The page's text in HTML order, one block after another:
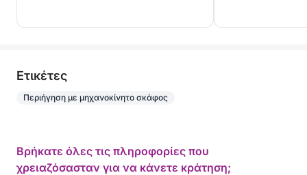
Eτικέτες
Περιήγηση με μηχανοκίνητο σκάφος
Βρήκατε όλες τις πληροφορίες που
χρειαζόσασταν για να κάνετε κράτηση;